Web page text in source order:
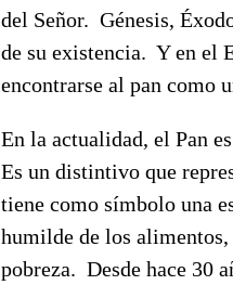
del Señor. Génesis,
de su existencia. Y en el
encontrarse al pan como
En la actualidad, el Pan
Es un distintivo que
tiene como símbolo una
humilde de los
pobreza. Desde hace 30